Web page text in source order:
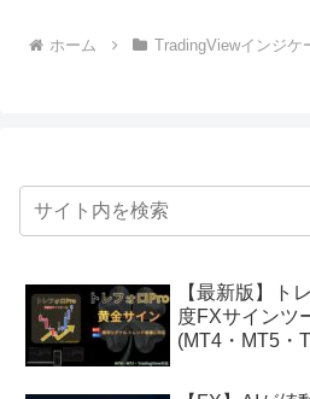
ホーム TradingViewインジケ
【最新版】ト
度FXサインツ
(MT4・MT5・